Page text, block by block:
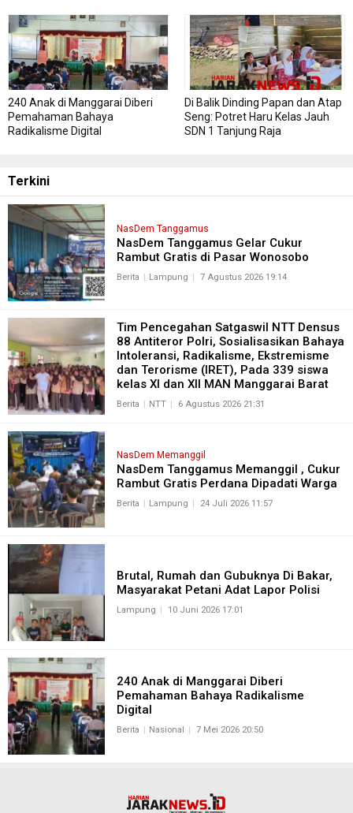
240 Anak di Manggarai Diberi
Pemahaman Bahaya
Radikalisme Digital
Di Balik Dinding Papan dan Atap
Seng: Potret Haru Kelas Jauh
SDN 1 Tanjung Raja
Terkini
NasDem Tanggamus
NasDem Tanggamus Gelar Cukur
Rambut Gratis di Pasar Wonosobo
Berita Lampung 7 Agustus 2026 19:14
Tim Pencegahan Satgaswil NTT Densus
88 Antiteror Polri, Sosialisasikan Bahaya
Intoleransi, Radikalisme, Ekstremisme
dan Terorisme (IRET), Pada 339 siswa
kelas XI dan XII MAN Manggarai Barat
Berita NTT 6 Agustus 2026 21:31
NasDem Memanggil
NasDem Tanggamus Memanggil , Cukur
Rambut Gratis Perdana Dipadati Warga
Berita Lampung 24 Juli 2026 11:57
Brutal, Rumah dan Gubuknya Di Bakar,
Masyarakat Petani Adat Lapor Polisi
Lampung 10 Juni 2026 17:01
240 Anak di Manggarai Diberi
Pemahaman Bahaya Radikalisme
Digital
Berita Nasional 7 Mei 2026 20:50